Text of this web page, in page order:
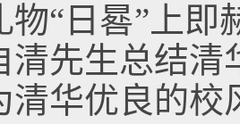
物“日晷”上即
清先生总结清
清华优良的校